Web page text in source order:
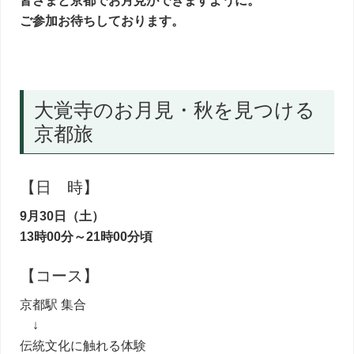
ご参加お待ちしております。
大覚寺のお月見・秋を見つける
京都旅
【日 時】
9月30日（土）
13時00分～21時00分頃
【コース】
京都駅 集合
↓
伝統文化に触れる体験